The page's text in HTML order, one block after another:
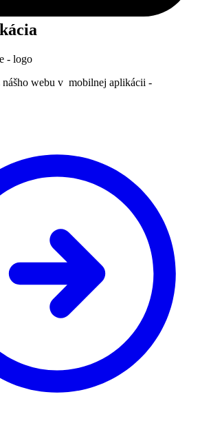
nášho webu v mobilnej aplikácii -